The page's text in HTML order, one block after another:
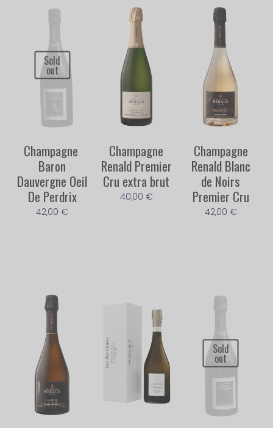
Sold
out
Champagne ​
Baron
Dauvergne Oeil
De Perdrix
42,00€
Champagne
Renald Premier
Cru extra brut
40,00 €
Champagne
Renald Blanc
de Noirs
Premier Cru
42,00 €
Sold
out